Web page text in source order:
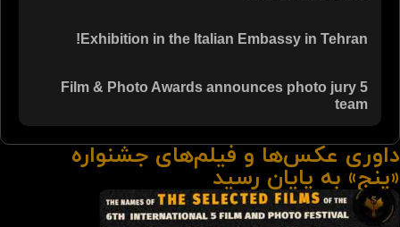
Exhibition in the Italian Embassy in Tehran!
5 Film & Photo Awards announces photo jury
team
داوری عکس‌ها و فیلم‌های جشنواره
«پنج» به پایان رسید